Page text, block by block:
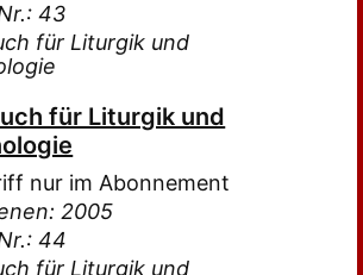
43
für Liturgik und
für Liturgik und
nur im Abonnement
2005
44
für Liturgik und